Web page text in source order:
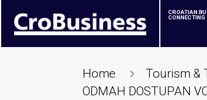
CROATIAN
CONNECTING
Home
Tourism &
ODMAH DOSTUPAN